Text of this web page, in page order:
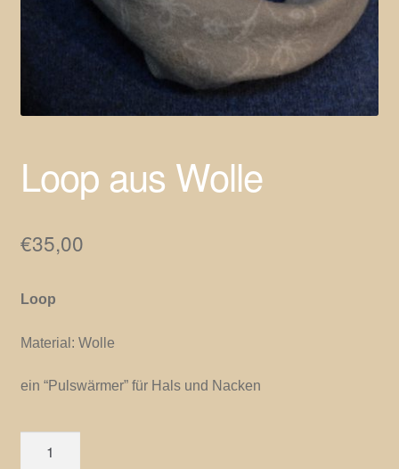
Loop aus Wolle
€35,00
Loop
Material: Wolle
ein “Pulswärmer” für Hals und Nacken